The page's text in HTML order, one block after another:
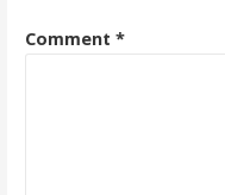
Comment *